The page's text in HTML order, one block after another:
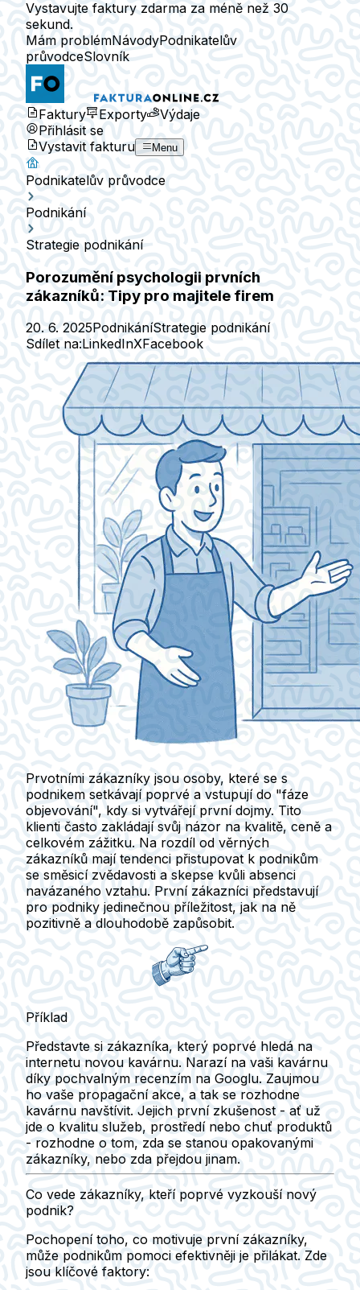
Vystavujte faktury zdarma za méně než 30
sekund.
Mám problémNávodyPodnikatelův
průvodceSlovník
Faktury Exporty
Výdaje
Přihlásit se
Vystavit fakturu
Menu
Podnikatelův průvodce
Podnikání
Strategie podnikání
Porozumění psychologii prvních
zákazníků: Tipy pro majitele firem
20. 6. 2025PodnikáníStrategie podnikání
Sdílet na:LinkedInXFacebook
Prvotními zákazníky jsou osoby, které se s
podnikem setkávají poprvé a vstupují do "fáze
objevování", kdy si vytvářejí první dojmy. Tito
klienti často zakládají svůj názor na kvalitě, ceně a
celkovém zážitku. Na rozdíl od věrných
zákazníků mají tendenci přistupovat k podnikům
se směsicí zvědavosti a skepse kvůli absenci
navázaného vztahu. První zákazníci představují
pro podniky jedinečnou příležitost, jak na ně
pozitivně a dlouhodobě zapůsobit.
Příklad
Představte si zákazníka, který poprvé hledá na
internetu novou kavárnu. Narazí na vaši kavárnu
díky pochvalným recenzím na Googlu. Zaujmou
ho vaše propagační akce, a tak se rozhodne
kavárnu navštívit. Jejich první zkušenost - ať už
jde o kvalitu služeb, prostředí nebo chuť produktů
- rozhodne o tom, zda se stanou opakovanými
zákazníky, nebo zda přejdou jinam.
Co vede zákazníky, kteří poprvé vyzkouší nový
podnik?
Pochopení toho, co motivuje první zákazníky,
může podnikům pomoci efektivněji je přilákat. Zde
jsou klíčové faktory: